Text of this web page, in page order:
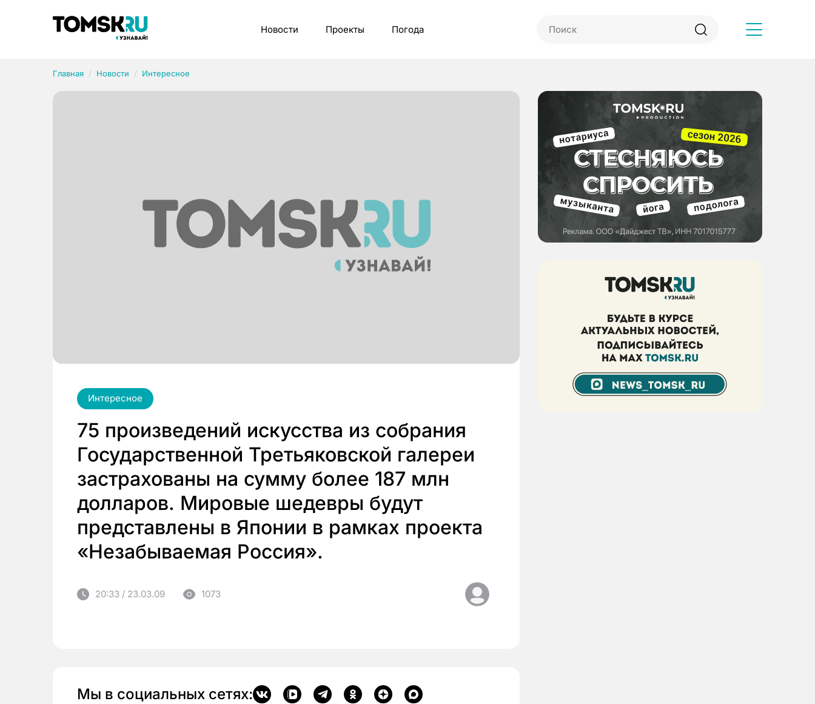
Новости Проекты Погода
Главная Новости Интересное
Интересное
75 произведений искусства из собрания
Государственной Третьяковской галереи
застрахованы на сумму более 187 млн
долларов. Мировые шедевры будут
представлены в Японии в рамках проекта
«Незабываемая Россия».
20:33 / 23.03.09 1073
Мы в социальных сетях:
Рубрики